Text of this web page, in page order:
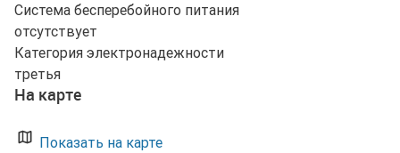
Система бесперебойного питания
отсутствует
Категория электронадежности
третья
На карте
Показать на карте